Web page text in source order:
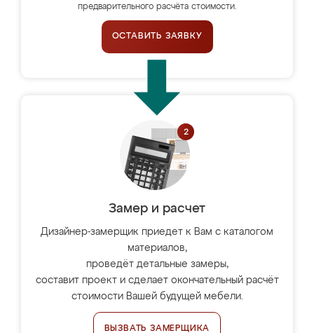
предварительного расчёта стоимости.
ОСТАВИТЬ ЗАЯВКУ
Замер и расчет
Дизайнер-замерщик приедет к Вам с каталогом
материалов,
проведёт детальные замеры,
составит проект и сделает окончательный расчёт
стоимости Вашей будущей мебели.
ВЫЗВАТЬ ЗАМЕРЩИКА